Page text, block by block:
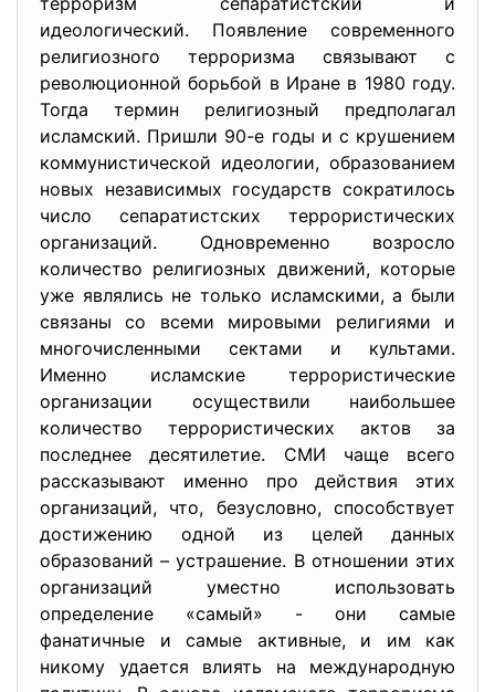
идеологический. Появление современного
религиозного терроризма связывают с
революционной борьбой в Иране в 1980 году.
Тогда термин религиозный предполагал
исламский. Пришли 90-е годы и с крушением
коммунистической идеологии, образованием
новых независимых государств сократилось
число сепаратистских террористических
организаций. Одновременно возросло
количество религиозных движений, которые
уже являлись не только исламскими, а были
связаны со всеми мировыми религиями и
многочисленными сектами и культами.
Именно исламские террористические
организации осуществили наибольшее
количество террористических актов за
последнее десятилетие. СМИ чаще всего
рассказывают именно про действия этих
организаций, что, безусловно, способствует
достижению одной из целей данных
образований – устрашение. В отношении этих
организаций уместно использовать
определение «самый» - они самые
фанатичные и самые активные, и им как
никому удается влиять на международную